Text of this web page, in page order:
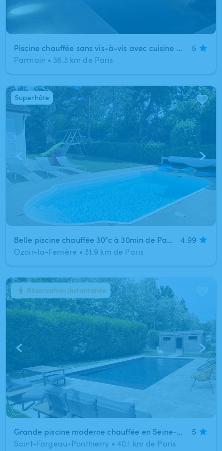
Piscine chauffée sans vis-à-vis avec cuisine d’été
5
Parmain • 36.3 km de Paris
1/4
Belle piscine chauffée 30°c à 30min de Paris (Ozoir-la-Ferrière)
4.99
Ozoir-la-Ferrière • 31.9 km de Paris
Superhôte
1/3
Grande piscine moderne chauffée en Seine-et-Marne
5
Saint-Fargeau-Ponthierry • 40.1 km de Paris
Réservation instantanée